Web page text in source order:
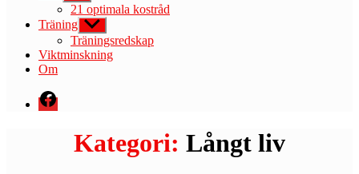
undermeny
21 optimala kostråd
Träning Visa
undermeny
Träningsredskap
Viktminskning
Om
Menyval
Kategori: Långt liv